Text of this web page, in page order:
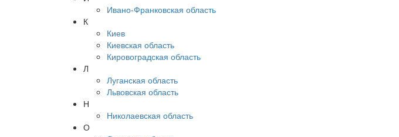
Ивано-Франковская область
К
Киев
Киевская область
Кировоградская область
Л
Луганская область
Львовская область
Н
Николаевская область
О